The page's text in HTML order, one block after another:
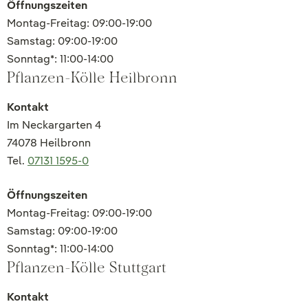
Öffnungszeiten
Montag-Freitag: 09:00-19:00
Samstag: 09:00-19:00
Sonntag*: 11:00-14:00
Pflanzen-Kölle Heilbronn
Kontakt
Im Neckargarten 4
74078 Heilbronn
Tel. 07131 1595-0
Öffnungszeiten
Montag-Freitag: 09:00-19:00
Samstag: 09:00-19:00
Sonntag*: 11:00-14:00
Pflanzen-Kölle Stuttgart
Kontakt